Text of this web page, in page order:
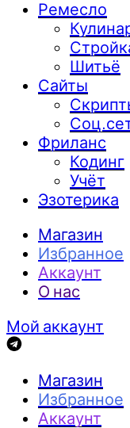
Ремесло
Шитьё
Сайты
Фриланс
Кодинг
Учёт
Эзотерика
Магазин
Избранное
Аккаунт
О нас
Мой аккаунт
Магазин
Избранное
Аккаунт